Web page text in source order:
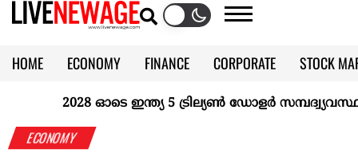
HOME ECONOMY FINANCE CORPORATE
STOCK
CALENDAR
KERALA @70
2028 ഓടെ ഇന്ത്യ 5 ട്രില്യണ്‍ ഡോളര്‍
ECONOMY